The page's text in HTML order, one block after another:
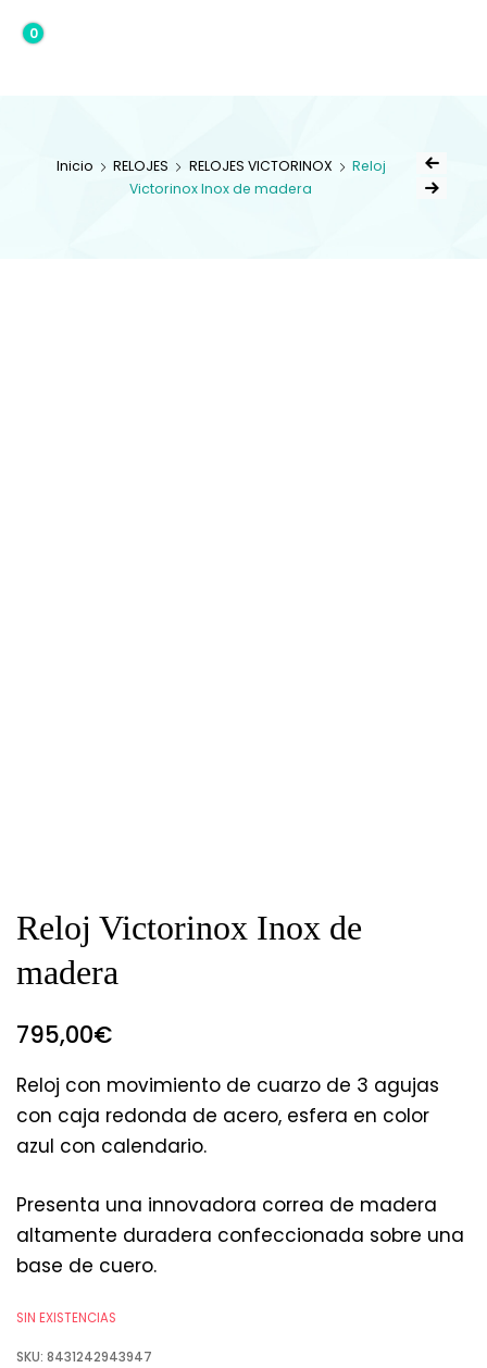
0,00€
0
Inicio RELOJES RELOJES VICTORINOX
Reloj
Victorinox Inox de madera
Reloj Victorinox Inox de
madera
795,00€
Reloj con movimiento de cuarzo de 3 agujas
con caja redonda de acero, esfera en color
azul con calendario.
Presenta una innovadora correa de madera
altamente duradera confeccionada sobre una
base de cuero.
SIN EXISTENCIAS
SKU: 8431242943947